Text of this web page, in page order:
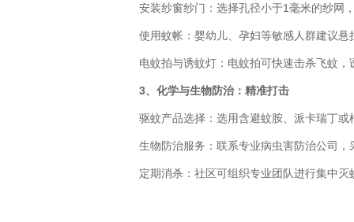
安装纱窗纱门：选择孔径小于1毫米的纱网
使用蚊帐：婴幼儿、孕妇等敏感人群建议悬
电蚊拍与诱蚊灯：电蚊拍可快速击杀飞蚊，
3、化学与生物防治：精准打击
驱蚊产品选择：选用含避蚊胺、派卡瑞丁或
生物防治服务：联系专业病虫害防治公司，
定期消杀：社区可组织专业团队进行集中灭